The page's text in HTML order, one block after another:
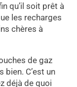
qu’il soit prêt à
les recharges
chères à
de gaz
bien. C’est un
déjà de quoi